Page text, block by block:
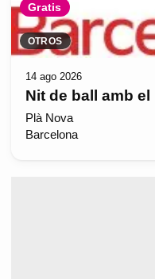
Gratis
OTROS
14 ago 2026
Nit de ball amb el
Plà Nova
Barcelona